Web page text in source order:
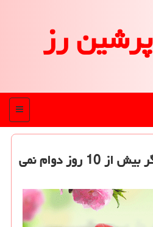
پرشین رز
منو
تمساح در دریاچه چیتگر بیش از 10 روز دوام نمی